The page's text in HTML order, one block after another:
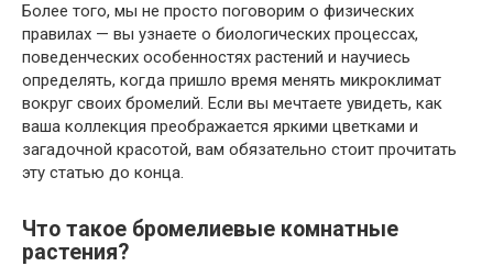
Более того, мы не просто поговорим о физических
правилах — вы узнаете о биологических процессах,
поведенческих особенностях растений и научиесь
определять, когда пришло время менять микроклимат
вокруг своих бромелий. Если вы мечтаете увидеть, как
ваша коллекция преображается яркими цветками и
загадочной красотой, вам обязательно стоит прочитать
эту статью до конца.
Что такое бромелиевые комнатные
растения?